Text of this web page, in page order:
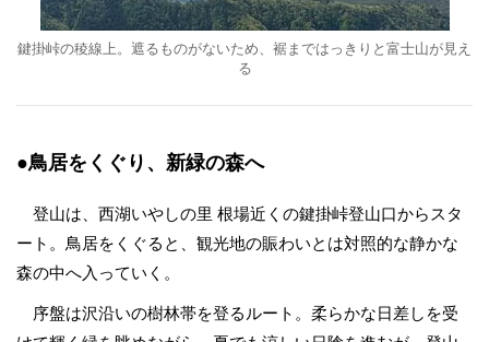
鍵掛峠の稜線上。遮るものがないため、裾まではっきりと富士山が見え
る
●鳥居をくぐり、新緑の森へ
登山は、西湖いやしの里 根場近くの鍵掛峠登山口からスタ
ート。鳥居をくぐると、観光地の賑わいとは対照的な静かな
森の中へ入っていく。
序盤は沢沿いの樹林帯を登るルート。柔らかな日差しを受